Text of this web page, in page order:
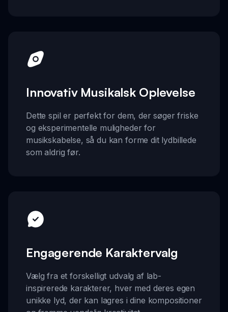
Innovativ Musikalsk Oplevelse
Dette spil er perfekt for dem, der søger friske
og eksperimentelle muligheder for
musikskabelse, så du kan forme dit lydbillede
som aldrig før.
Engagerende Karaktervalg
Vælg fra et forskelligt udvalg af lab-
inspirerede karakterer, hver med deres egen
unikke lyd, der kan lagres i dine kompositioner